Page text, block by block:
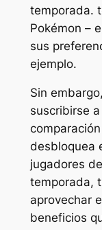
temporada.
Pokémon –
sus
ejemplo.
Sin
suscribirse
desbloquea
jugadores
temporada,
aprovechar
beneficios